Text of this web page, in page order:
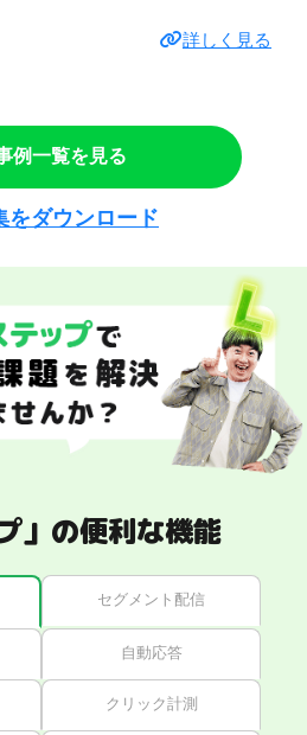
詳しく見る
例一覧を見る
をダウンロード
」の便利な機能
セグメント配信
自動応答
クリック計測